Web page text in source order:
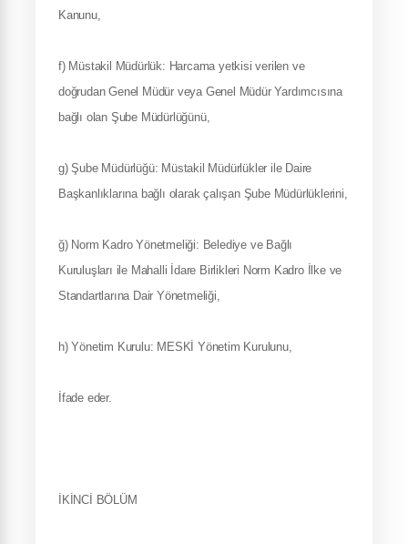
Kanunu,
f) Müstakil Müdürlük: Harcama yetkisi verilen ve
doğrudan Genel Müdür veya Genel Müdür Yardımcısına
bağlı olan Şube Müdürlüğünü,
g) Şube Müdürlüğü: Müstakil Müdürlükler ile Daire
Başkanlıklarına bağlı olarak çalışan Şube Müdürlüklerini,
ğ) Norm Kadro Yönetmeliği: Belediye ve Bağlı
Kuruluşları ile Mahalli İdare Birlikleri Norm Kadro İlke ve
Standartlarına Dair Yönetmeliği,
h) Yönetim Kurulu: MESKİ Yönetim Kurulunu,
İfade eder.
İKİNCİ BÖLÜM